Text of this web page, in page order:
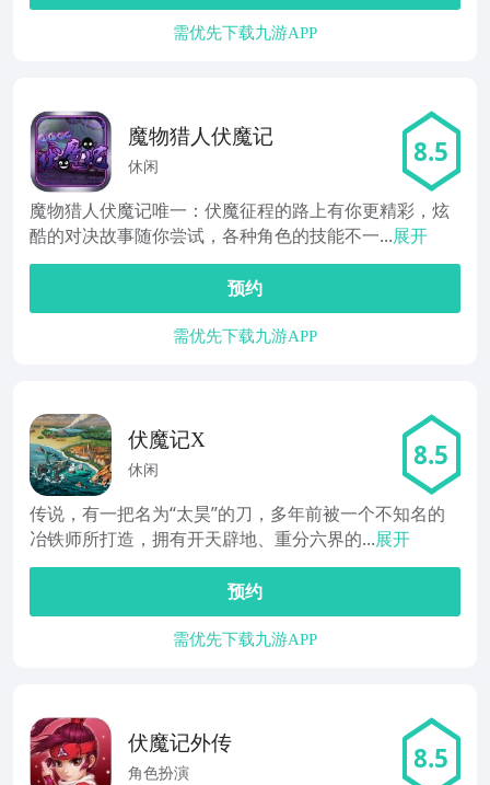
需优先下载九游APP
魔物猎人伏魔记
休闲 8.5
魔物猎人伏魔记唯一：伏魔征程的路上有你更精彩，炫
酷的对决故事随你尝试，各种角色的技能不一...展开
预约
需优先下载九游APP
伏魔记X
休闲 8.5
传说，有一把名为“太昊”的刀，多年前被一个不知名的
冶铁师所打造，拥有开天辟地、重分六界的...展开
预约
需优先下载九游APP
伏魔记外传
角色扮演 8.5